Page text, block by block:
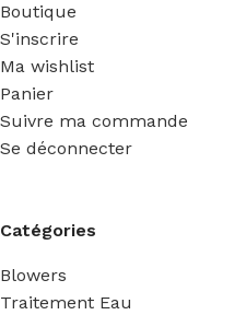
Boutique
S'inscrire
Ma wishlist
Panier
Suivre ma commande
Se déconnecter
Catégories
Blowers
Traitement Eau